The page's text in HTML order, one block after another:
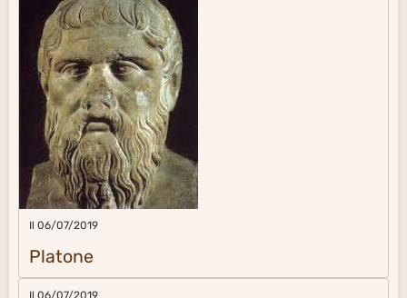
Il 06/07/2019
Platone
Il 06/07/2019